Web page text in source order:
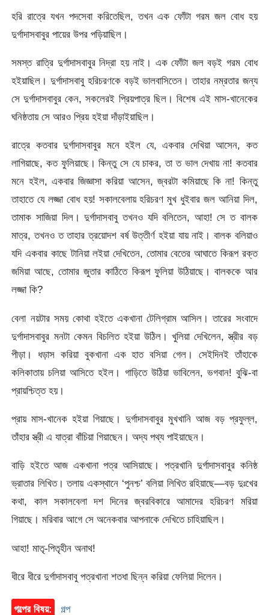
হরি রাত্রে যখন পদসেবা করিতেছিল, তখন এক ফোঁটা গরম জল বোধ হয়
দুর্গাদাসবাবুর পায়ের উপর পড়িয়াছিল।
সমস্ত রাত্রি দুর্গাদাসবাবুর নিদ্রা হয় নাই। এক ফোঁটা জল বড়ই গরম বোধ
হইয়াছিল। দুর্গাদাসবাবু হরিচরণকে বড়ই ভালবাসিতেন। তাহার নম্রতার জন্য
সে দুর্গাদাসবাবুর কেন, সকলেরই প্রিয়পাত্র ছিল। বিশেষ এই মাস-খানেকের
ঘনিষ্ঠতায় সে আরও প্রিয় হইয়া দাঁড়াইয়াছিল।
রাত্রে কতবার দুর্গাদাসবাবুর মনে হইল যে, একবার দেখিয়া আসেন, কত
লাগিয়াছে, কত ফুলিয়াছে। কিন্তু সে যে চাকর, তা ত ভাল দেখায় না! কতবার
মনে হইল, একবার জিজ্ঞাসা করিয়া আসেন, জ্বরটা কমিয়াছে কি না! কিন্তু
তাহাতে যে লজ্জা বোধ হয়! সকালবেলায় হরিচরণ মুখ ধুইবার জল আনিয়া দিল,
তামাক সাজিয়া দিল। দুর্গাদাসবাবু তখনও যদি বলিতেন, আহা! সে ত বালক
মাত্র, তখনও ত তাহার ত্রয়োদশ বর্ষ উত্তীর্ণ হইয়া যায় নাই। বালক বলিয়াও
যদি একবার কাছে টানিয়া লইয়া দেখিতেন, তোমার বেতের আঘাতে কিরূপ রক্ত
জমিয়া আছে, তোমার জুতার কাঠিতে কিরূপ ফুলিয়া উঠিয়াছে। বালককে আর
লজ্জা কি?
বেলা নয়টার সময় কোথা হইতে একখানা টেলিগ্রাম আসিল। তারের সংবাদে
দুর্গাদাসবাবুর মনটা কেমন বিচলিত হইয়া উঠিল। খুলিয়া দেখিলেন, স্ত্রীর বড়
পীড়া। ধড়াস করিয়া বুকখানা এক হাত বসিয়া গেল। সেইদিনই তাঁহাকে
কলিকাতায় চলিয়া আসিতে হইল। গাড়িতে উঠিয়া ভাবিলেন, ভগবান! বুঝি-বা
প্রায়শ্চিত্ত হয়।
প্রায় মাস-খানেক হইয়া গিয়াছে। দুর্গাদাসবাবুর মুখখানি আজ বড় প্রফুল্ল,
তাঁহার স্ত্রী এ যাত্রা বাঁচিয়া গিয়াছেন। অদ্য পথ্য পাইয়াছেন।
বাড়ি হইতে আজ একখানা পত্র আসিয়াছে। পত্রখানি দুর্গাদাসবাবুর কনিষ্ঠ
ভ্রাতার লিখিত। তলায় একস্থানে ‘পুনশ্চ’ বলিয়া লিখিত রহিয়াছে—বড় দুঃখের
কথা, কাল সকালবেলা দশ দিনের জ্বরবিকারে আমাদের হরিচরণ মরিয়া
গিয়াছে। মরিবার আগে সে অনেকবার আপনাকে দেখিতে চাহিয়াছিল।
আহা! মাতৃ-পিতৃহীন অনাথ!
ধীরে ধীরে দুর্গাদাসবাবু পত্রখানা শতধা ছিন্ন করিয়া ফেলিয়া দিলেন।
গল্পের বিষয়: গল্প